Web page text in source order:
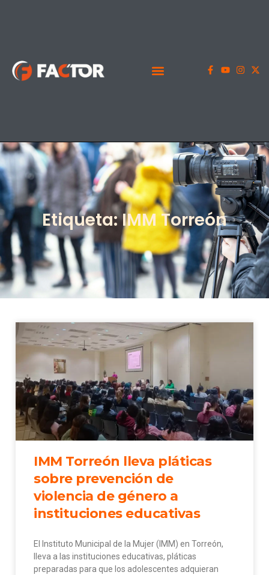
Etiqueta: IMM Torreón
IMM Torreón lleva pláticas
sobre prevención de
violencia de género a
instituciones educativas
El Instituto Municipal de la Mujer (IMM) en Torreón,
lleva a las instituciones educativas, pláticas
preparadas para que los adolescentes adquieran